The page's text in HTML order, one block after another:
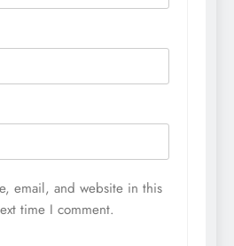
email, and website in this
time I comment.